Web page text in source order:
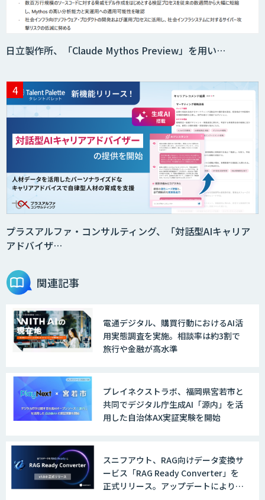
日立製作所、「Claude Mythos Preview」を用い…
プラスアルファ・コンサルティング、「対話型AIキャリア
アドバイザ…
関連記事
電通デジタル、購買行動におけるAI活
用実態調査を実施。相談率は約3割で
旅行や金融が高水準
プレイネクストラボ、福岡県宮若市と
共同でデジタル庁生成AI「源内」を活
用した自治体AX実証実験を開始
スニフアウト、RAG向けデータ変換サ
ービス「RAG Ready Converter」を
正式リリース。アップデートにより変